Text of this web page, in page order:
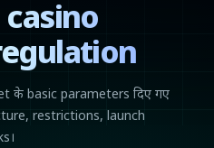
के basic parameters दिए गए
restrictions, launch